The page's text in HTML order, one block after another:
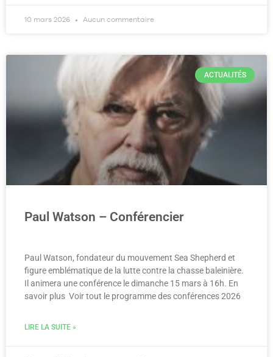
10 mars 2026 Aucun commentaire
ACTUALITÉS
Paul Watson – Conférencier
Paul Watson, fondateur du mouvement Sea Shepherd et
figure emblématique de la lutte contre la chasse baleinière.
Il animera une conférence le dimanche 15 mars à 16h. En
savoir plus Voir tout le programme des conférences 2026
LIRE LA SUITE »